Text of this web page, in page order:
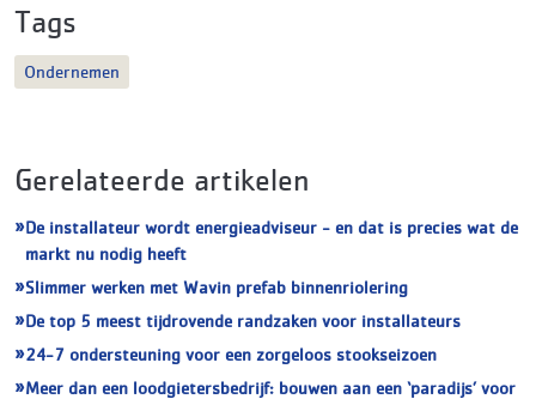
Tags
Ondernemen
Gerelateerde artikelen
De installateur wordt energieadviseur - en dat is precies wat de
markt nu nodig heeft
Slimmer werken met Wavin prefab binnenriolering
De top 5 meest tijdrovende randzaken voor installateurs
24-7 ondersteuning voor een zorgeloos stookseizoen
Meer dan een loodgietersbedrijf: bouwen aan een ‘paradijs’ voor